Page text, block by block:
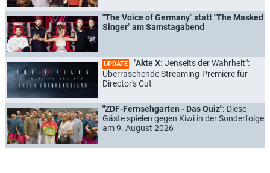
"The Voice of Germany" statt "The Masked
Singer" am Samstagabend
UPDATE "Akte X: Jenseits der Wahrheit":
Überraschende Streaming-Premiere für
Director's Cut
"ZDF-Fernsehgarten - Das Quiz": Diese
Gäste spielen gegen Kiwi in der Sonderfolge
am 9. August 2026